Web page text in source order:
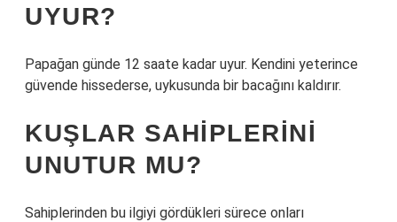
UYUR?
Papağan günde 12 saate kadar uyur. Kendini yeterince
güvende hissederse, uykusunda bir bacağını kaldırır.
KUŞLAR SAHIPLERINI
UNUTUR MU?
Sahiplerinden bu ilgiyi gördükleri sürece onları